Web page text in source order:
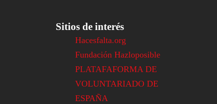
Sitios de interés
Hacesfalta.org
Fundación Hazloposible
PLATAFAFORMA DE
VOLUNTARIADO DE
ESPAÑA